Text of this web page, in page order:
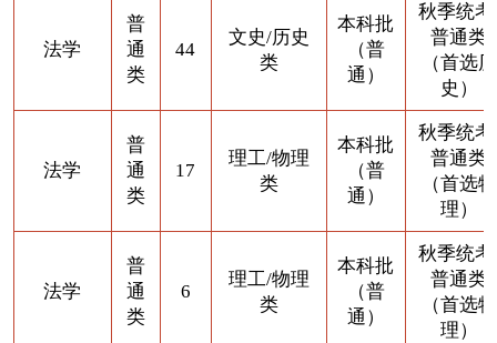
法学
普
通
类
44
文史/历史
类
本科批
（普
通）
秋季统
普通类
（首选历
史）
法学
普
通
类
17
理工/物理
类
本科批
（普
通）
秋季统
普通类
（首选物
理）
法学
普
通
类
6
理工/物理
类
本科批
（普
通）
秋季统
普通类
（首选物
理）